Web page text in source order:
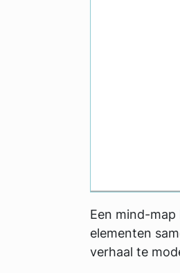
Een mind-
elementen
verhaal te